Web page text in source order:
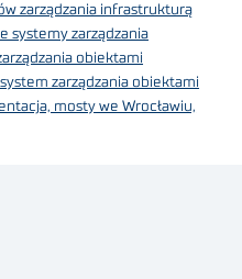
zarządzania infrastrukturą
systemy zarządzania
obiektami
zarządzania obiektami
mosty we Wrocławiu,